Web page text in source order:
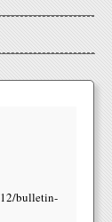
bulletin-